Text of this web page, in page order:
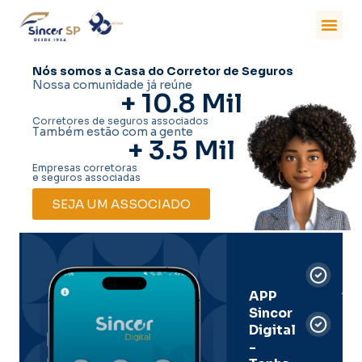
Nós somos a Casa do Corretor de Seguros
Nossa comunidade já reúne
+ 10.8 Mil
Corretores de seguros associados
Também estão com a gente
+ 3.5 Mil
Empresas corretoras
e seguros associadas
SEJA UM ASSOCIADO
APP
Sincor
Digital
-